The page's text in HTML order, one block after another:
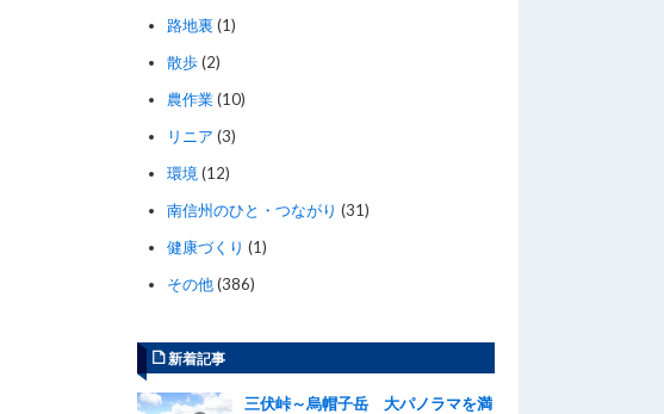
路地裏 (1)
散歩(2)
農作業(10)
リニア (3)
環境 (12)
南信州のひと・つながり (31)
健康づくり (1)
その他(386)
新着記事
三伏峠～烏帽子岳 大パノラマを満